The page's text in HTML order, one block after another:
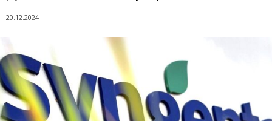
20.12.2024